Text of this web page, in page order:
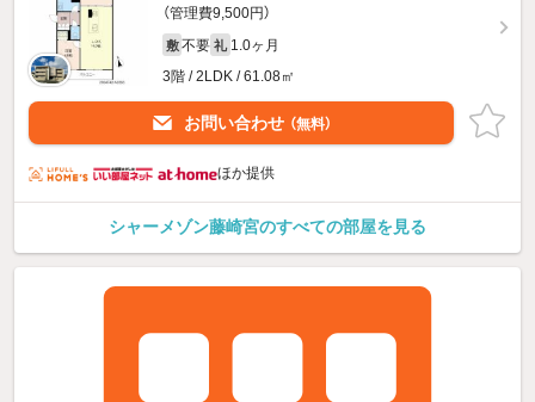
（管理費9,500円）
敷 不要 礼 1.0ヶ月
3階 / 2LDK / 61.08㎡
お問い合わせ （無料）
ほか提供
シャーメゾン藤崎宮のすべての部屋を見る